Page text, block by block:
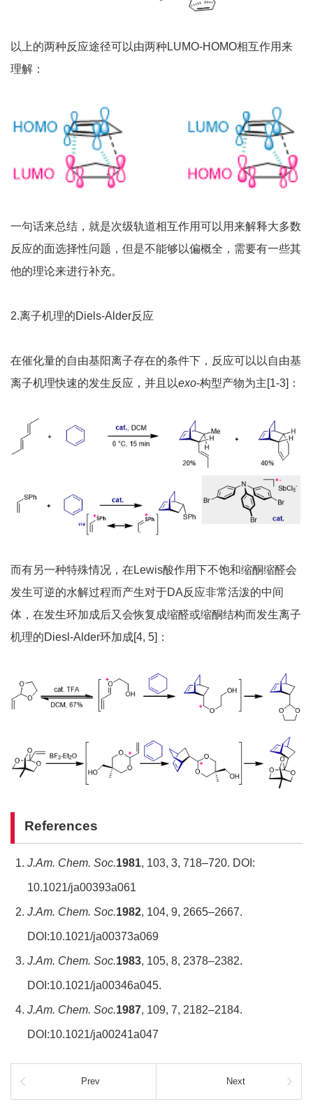
以上的两种反应途径可以由两种LUMO-HOMO相互作用来
理解：
一句话来总结，就是次级轨道相互作用可以用来解释大多数
反应的面选择性问题，但是不能够以偏概全，需要有一些其
他的理论来进行补充。
2.离子机理的Diels-Alder反应
在催化量的自由基阳离子存在的条件下，反应可以以自由基
离子机理快速的发生反应，并且以exo-构型产物为主[1-3]：
而有另一种特殊情况，在Lewis酸作用下不饱和缩酮缩醛会
发生可逆的水解过程而产生对于DA反应非常活泼的中间
体，在发生环加成后又会恢复成缩醛或缩酮结构而发生离子
机理的Diesl-Alder环加成[4, 5]：
References
J.Am. Chem. Soc.1981, 103, 3, 718–720. DOI:
10.1021/ja00393a061
J.Am. Chem. Soc.1982, 104, 9, 2665–2667.
DOI:10.1021/ja00373a069
J.Am. Chem. Soc.1983, 105, 8, 2378–2382.
DOI:10.1021/ja00346a045.
J.Am. Chem. Soc.1987, 109, 7, 2182–2184.
DOI:10.1021/ja00241a047
Prev Next